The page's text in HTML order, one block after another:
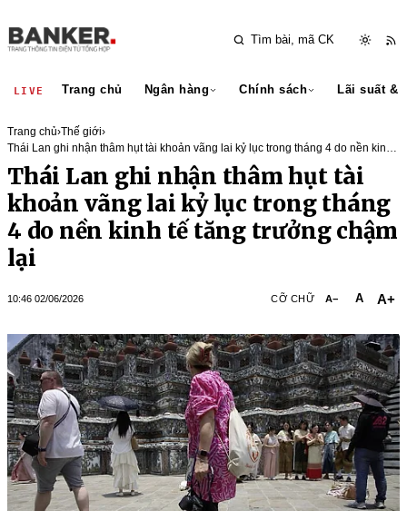
LIVE Trang chủ Ngân hàng Chính sách Lãi suất &
Trang chủ›Thế giới›
Thái Lan ghi nhận thâm hụt tài khoản vãng lai kỷ lục trong tháng 4 do nền kinh
tế tăng trưởng chậm lại
Thái Lan ghi nhận thâm hụt tài
khoản vãng lai kỷ lục trong tháng
4 do nền kinh tế tăng trưởng chậm
lại
10:46 02/06/2026 CỠ CHỮ A− A A+